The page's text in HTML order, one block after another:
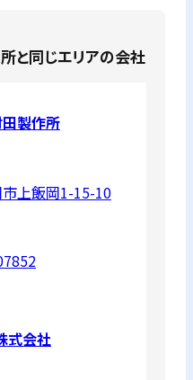
と同じエリアの会社
製作所
上飯岡1-15-10
式会社